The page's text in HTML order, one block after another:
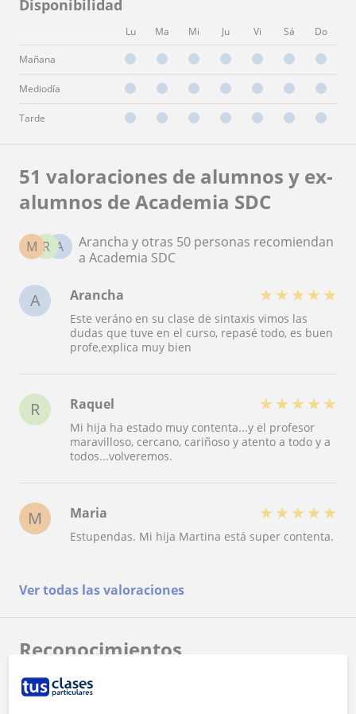
Disponibilidad
Lu Ma Mi Ju Vi Sá Do
Mañana
Mediodía
Tarde
51 valoraciones de alumnos y ex-
alumnos de Academia SDC
A
R
M
Arancha y otras 50 personas recomiendan
a Academia SDC
A Arancha ★ ★ ★ ★ ★
Este veráno en su clase de sintaxis vimos las
dudas que tuve en el curso, repasé todo, es buen
profe,explica muy bien
R Raquel ★ ★ ★ ★ ★
Mi hija ha estado muy contenta...y el profesor
maravilloso, cercano, cariñoso y atento a todo y a
todos...volveremos.
M Maria ★ ★ ★ ★ ★
Estupendas. Mi hija Martina está super contenta.
Ver todas las valoraciones
Reconocimientos
Profesor verificado